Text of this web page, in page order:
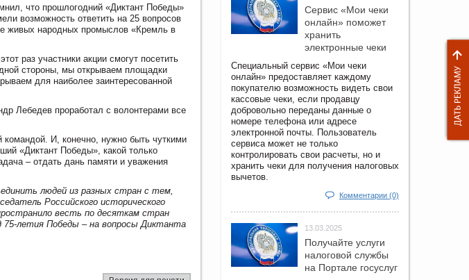
что прошлогодний «Диктант Победы»
возможность ответить на 25 вопросов
живых народных промыслов «Кремль в
раз участники акции смогут посетить
стороны, мы открываем площадки
для наиболее заинтересованной
Лебедев проработал с волонтерами все
командой. И, конечно, нужно быть чуткими
«Диктант Победы», какой только
– отдать дань памяти и уважения
людей из разных стран с тем,
Российского исторического
весть по десяткам стран
75-летия Победы – на вопросы Диктанта
Сервис «Мои чеки
онлайн» поможет
хранить
электронные чеки
Специальный сервис «Мои чеки
онлайн» предоставляет каждому
покупателю возможность видеть свои
кассовые чеки, если продавцу
добровольно переданы данные о
номере телефона или адресе
электронной почты. Пользователь
сервиса может не только
контролировать свои расчеты, но и
хранить чеки для получения налоговых
вычетов.
Комментарии (0)
13.03.2025
Получайте услуги
налоговой службы
на Портале госyслуг